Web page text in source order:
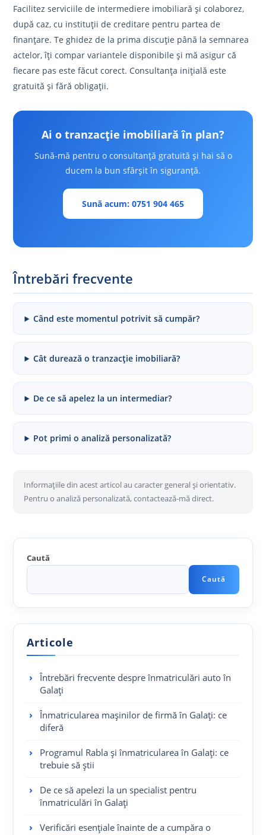
Facilitez serviciile de intermediere imobiliară și colaborez,
după caz, cu instituții de creditare pentru partea de
finanțare. Te ghidez de la prima discuție până la semnarea
actelor, îți compar variantele disponibile și mă asigur că
fiecare pas este făcut corect. Consultanța inițială este
gratuită și fără obligații.
Ai o tranzacție imobiliară în plan?
Sună-mă pentru o consultanță gratuită și hai să o
ducem la bun sfârșit în siguranță.
Sună acum: 0751 904 465
Întrebări frecvente
Când este momentul potrivit să cumpăr?
Cât durează o tranzacție imobiliară?
De ce să apelez la un intermediar?
Pot primi o analiză personalizată?
Informațiile din acest articol au caracter general și orientativ.
Pentru o analiză personalizată, contactează-mă direct.
Caută
Caută
Articole
Întrebări frecvente despre înmatriculări auto în
Galați
Înmatricularea mașinilor de firmă în Galați: ce
diferă
Programul Rabla și înmatricularea în Galați: ce
trebuie să știi
De ce să apelezi la un specialist pentru
înmatriculări în Galați
Verificări esențiale înainte de a cumpăra o